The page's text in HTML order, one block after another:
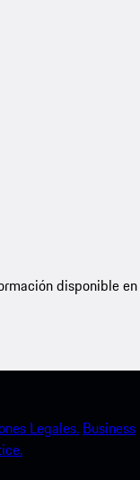
disponible en
Legales. Business